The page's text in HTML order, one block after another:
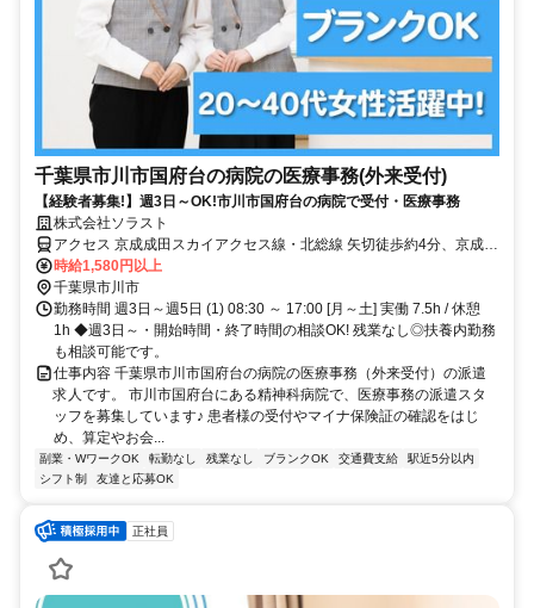
千葉県市川市国府台の病院の医療事務(外来受付)
【経験者募集!】週3日～OK!市川市国府台の病院で受付・医療事務
株式会社ソラスト
アクセス 京成成田スカイアクセス線・北総線 矢切徒歩約4分、京成成
田スカイアクセス線・北総線 北国分出口1徒歩約24分、京成本線 国
府台徒歩約29分 「矢切駅」徒歩5分,マイカー通勤可,バイク通勤可,自
転車通勤可,駐車場あり,駐輪場あり(バイク),駐輪場あり,敷地内全て禁
煙
時給1,580円以上
千葉県市川市
勤務時間 週3日～週5日 (1) 08:30 ～ 17:00 [月～土] 実働 7.5h / 休憩
1h ◆週3日～・開始時間・終了時間の相談OK! 残業なし◎扶養内勤務
も相談可能です。
仕事内容 千葉県市川市国府台の病院の医療事務（外来受付）の派遣
求人です。 市川市国府台にある精神科病院で、医療事務の派遣スタ
ッフを募集しています♪ 患者様の受付やマイナ保険証の確認をはじ
め、算定やお会...
副業・WワークOK 転勤なし 残業なし ブランクOK 交通費支給
駅近5分以内
シフト制
友達と応募OK
正社員